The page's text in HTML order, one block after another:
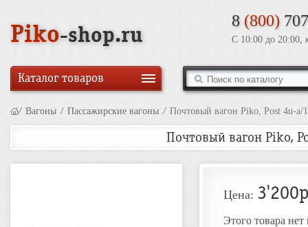
Piko-shop.ru
8 (800)
С 10:00 до 20:00,
Каталог товаров
/ Вагоны / Пассажирские вагоны / Почтовый вагон Piko, Post 4u-a/
Почтовый вагон Piko,
Цена:
Этого товара